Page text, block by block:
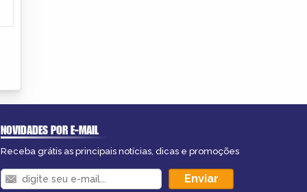
NOVIDADES POR E-MAIL
Receba grátis as principais notícias, dicas e promoções